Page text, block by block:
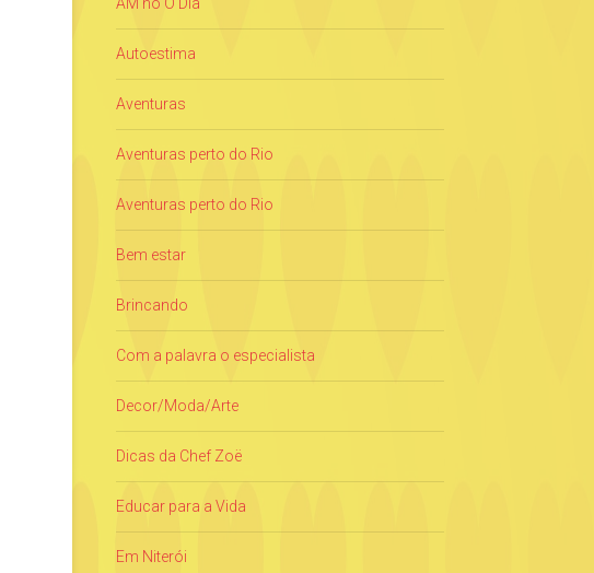
Autoestima
Aventuras
Aventuras perto do Rio
Aventuras perto do Rio
Bem estar
Brincando
Com a palavra o especialista
Decor/Moda/Arte
Dicas da Chef Zoë
Educar para a Vida
Em Niterói